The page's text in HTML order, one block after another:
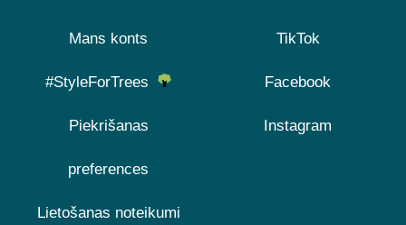
Mans konts
#StyleForTrees
Piekrišanas
preferences
Lietošanas noteikumi
TikTok
Facebook
Instagram